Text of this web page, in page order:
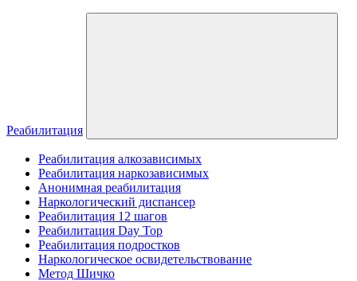
Реабилитация
Реабилитация алкозависимых
Реабилитация наркозависимых
Анонимная реабилитация
Наркологический диспансер
Реабилитация 12 шагов
Реабилитация Day Top
Реабилитация подростков
Наркологическое освидетельствование
Метод Шичко